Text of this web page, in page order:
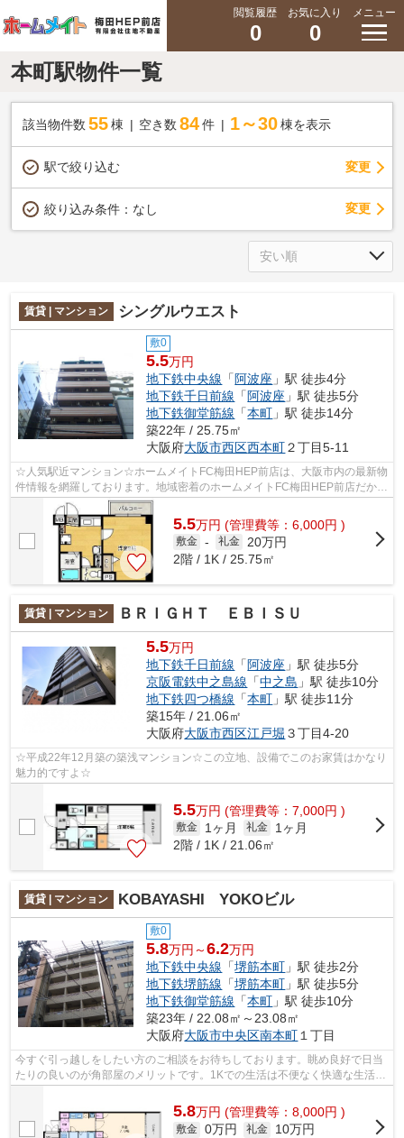
閲覧履歴
0
お気に入り
0
メニュー
本町駅物件一覧
該当物件数 55棟 空き数 84 件 1～30 棟を表示
駅で絞り込む 変更
絞り込み条件： なし 変更
賃貸 | マンション シングルウエスト
敷0
5.5万円
地下鉄中央線 「 阿波座 」駅 徒歩4分
地下鉄千日前線 「 阿波座 」駅 徒歩5分
地下鉄御堂筋線 「本町 」駅 徒歩14分
築22年 / 25.75㎡
大阪府大阪市西区西本町２丁目5-11
☆人気駅近マンション☆ホームメイトFC梅田HEP前店は、大阪市内の最新物
件情報を網羅しております。地域密着のホームメイトFC梅田HEP前店だから
できるお部屋探し品質であなたの理想のお...
5.5万円 (管理費等：6,000円 )
敷金 - 礼金
20万円
2階 / 1K / 25.75㎡
賃貸 | マンション ＢＲＩＧＨＴ ＥＢＩＳＵ
5.5万円
地下鉄千日前線 「 阿波座 」駅 徒歩5分
京阪電鉄中之島線 「中之島 」駅 徒歩10分
地下鉄四つ橋線 「本町 」駅 徒歩11分
築15年 / 21.06㎡
大阪府大阪市西区江戸堀 ３丁目4-20
☆平成22年12月築の築浅マンション☆この立地、設備でこのお家賃はかなり
魅力的ですよ☆
5.5万円 (管理費等：7,000円 )
敷金 1ヶ月 礼金
1ヶ月
2階 / 1K / 21.06㎡
賃貸 | マンション KOBAYASHI YOKOビル
敷0
5.8万円～6.2万円
地下鉄中央線 「堺筋本町 」駅 徒歩2分
地下鉄堺筋線 「堺筋本町 」駅 徒歩5分
地下鉄御堂筋線 「本町 」駅 徒歩10分
築23年 / 22.08㎡～23.08㎡
大阪府大阪市中央区南本町 １丁目
今すぐ引っ越しをしたい方のご相談をお待ちしております。眺め良好で日当
たりの良いのが角部屋のメリットです。1Kでの生活は不便なく快適な生活が
おくれます。疲れた夜でも駅から徒歩2...
5.8万円 (管理費等：8,000円 )
敷金 0万円 礼金
10万円